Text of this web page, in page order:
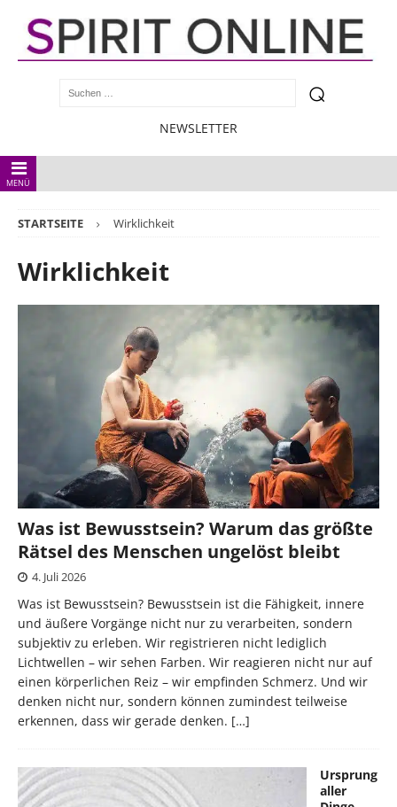
NEWSLETTER
MENÜ
STARTSEITE Wirklichkeit
Wirklichkeit
Was ist Bewusstsein? Warum das größte
Rätsel des Menschen ungelöst bleibt
4. Juli 2026
Was ist Bewusstsein? Bewusstsein ist die Fähigkeit, innere
und äußere Vorgänge nicht nur zu verarbeiten, sondern
subjektiv zu erleben. Wir registrieren nicht lediglich
Lichtwellen – wir sehen Farben. Wir reagieren nicht nur auf
einen körperlichen Reiz – wir empfinden Schmerz. Und wir
denken nicht nur, sondern können zumindest teilweise
erkennen, dass wir gerade denken. […]
Ursprung
aller